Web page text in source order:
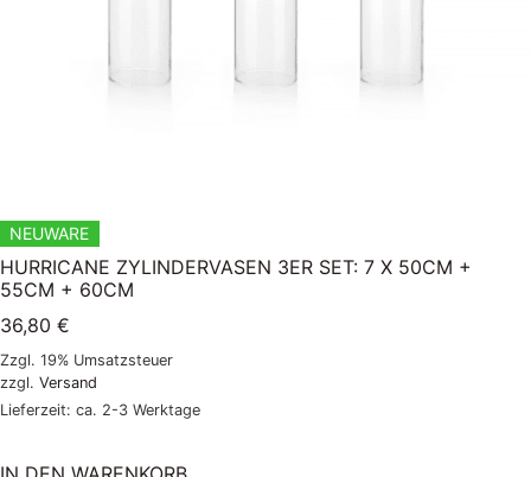
NEUWARE
HURRICANE ZYLINDERVASEN 3ER SET: 7 X 50CM +
55CM + 60CM
36,80 €
Zzgl. 19% Umsatzsteuer
zzgl. Versand
Lieferzeit: ca. 2-3 Werktage